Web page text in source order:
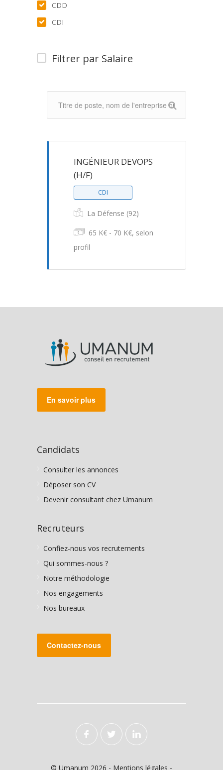
CDD
CDI
Filtrer par Salaire
INGÉNIEUR DEVOPS
(H/F)
CDI
La Défense (92)
65 K€ - 70 K€, selon
profil
En savoir plus
Candidats
Consulter les annonces
Déposer son CV
Devenir consultant chez Umanum
Recruteurs
Confiez-nous vos recrutements
Qui sommes-nous ?
Notre méthodologie
Nos engagements
Nos bureaux
Contactez-nous
© Umanum 2026 - Mentions légales -